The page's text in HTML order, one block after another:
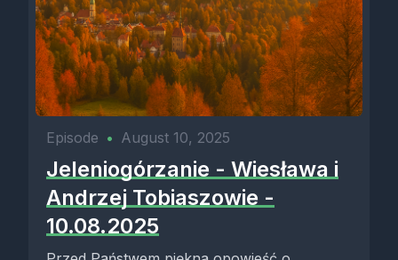
Episode • August 10, 2025
Jeleniogórzanie - Wiesława i
Andrzej Tobiaszowie -
10.08.2025